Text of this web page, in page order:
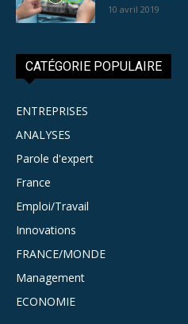
10 avril 2019
CATÉGORIE POPULAIRE
ENTREPRISES
ANALYSES
Parole d'expert
France
Emploi/Travail
Innovations
FRANCE/MONDE
Management
ECONOMIE